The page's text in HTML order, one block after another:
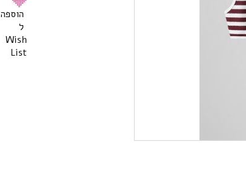
הוספה
ל
Wish
List